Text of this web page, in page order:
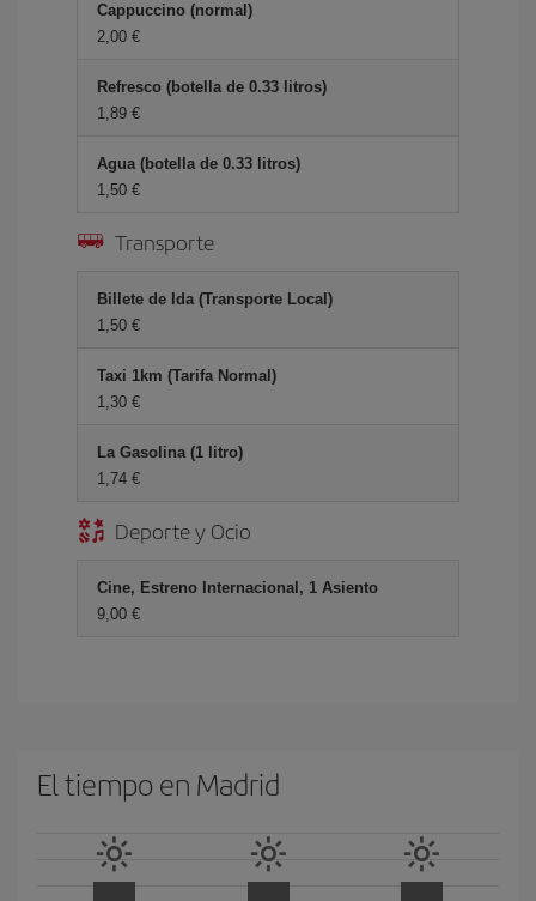
Cappuccino (normal)
2,00 €
Refresco (botella de 0.33 litros)
1,89 €
Agua (botella de 0.33 litros)
1,50 €
Transporte
Billete de Ida (Transporte Local)
1,50 €
Taxi 1km (Tarifa Normal)
1,30 €
La Gasolina (1 litro)
1,74 €
Deporte y Ocio
Cine, Estreno Internacional, 1 Asiento
9,00 €
El tiempo en Madrid